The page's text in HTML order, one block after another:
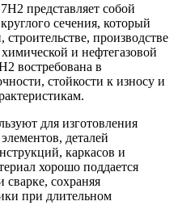
представляет собой
сечения, который
производстве
и нефтегазовой
востребована в
стойкости к износу и
для изготовления
деталей
каркасов и
хорошо поддается
сварке, сохраняя
при длительном